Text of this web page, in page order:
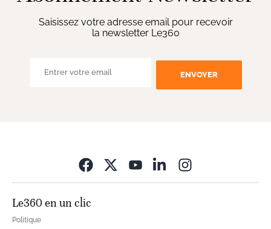
Saisissez votre adresse email pour recevoir
la newsletter Le360
ENVOYER
Le360 en un clic
Politique